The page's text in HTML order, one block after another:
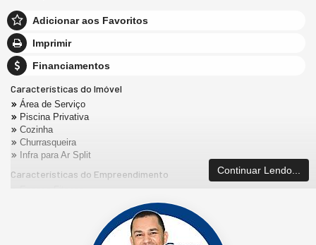
Adicionar aos Favoritos
Imprimir
Financiamentos
Características do Imóvel
Área de Serviço
Piscina Privativa
Cozinha
Churrasqueira
Infra para Ar Split
Características do Empreendimento Continuar Lendo...